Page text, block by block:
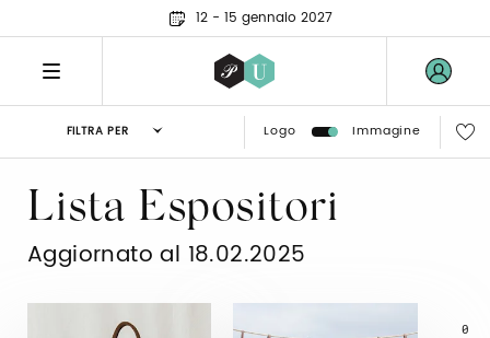
12 - 15 gennaio 2027
FILTRA PER Logo Immagine
0
Lista Espositori
Aggiornato al 18.02.2025